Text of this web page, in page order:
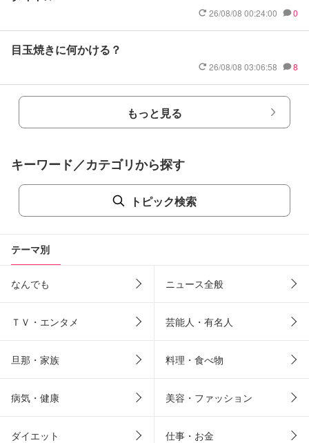
26/08/08 00:24:00 0
目玉焼きに何かける？
26/08/08 03:06:58 8
もっと見る
キーワード／カテゴリから探す
トピック検索
テーマ別
なんでも ニュース全般
ＴＶ・エンタメ 芸能人・有名人
旦那・家族 料理・食べ物
病気・健康 美容・ファッション
ダイエット 仕事・お金